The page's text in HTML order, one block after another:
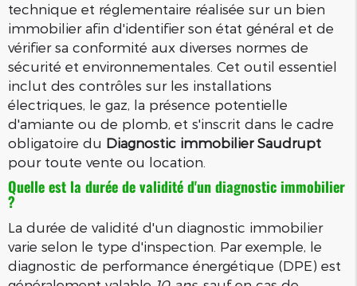
technique et réglementaire réalisée sur un bien
immobilier afin d'identifier son état général et de
vérifier sa conformité aux diverses normes de
sécurité et environnementales. Cet outil essentiel
inclut des contrôles sur les installations
électriques, le gaz, la présence potentielle
d'amiante ou de plomb, et s'inscrit dans le cadre
obligatoire du Diagnostic immobilier Saudrupt
pour toute vente ou location.
Quelle est la durée de validité d'un diagnostic immobilier
?
La durée de validité d'un diagnostic immobilier
varie selon le type d'inspection. Par exemple, le
diagnostic de performance énergétique (DPE) est